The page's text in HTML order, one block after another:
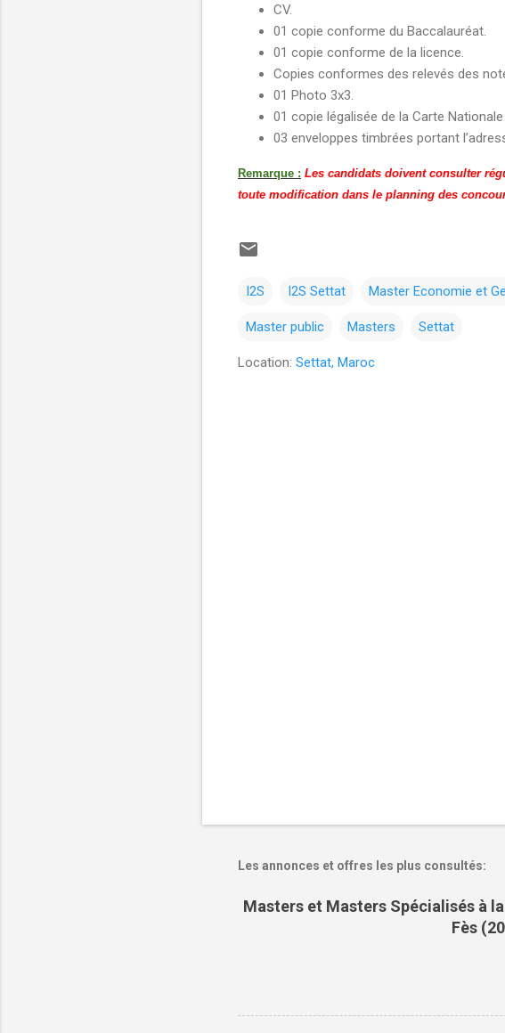
CV.
01 copie conforme du Baccalauréat.
01 copie conforme de la licence.
Copies conformes des relevés des
01 Photo 3x3.
01 copie légalisée de la Carte Nationale
03 enveloppes timbrées portant
Remarque : Les candidats doivent consulter
toute modification dans le planning des
I2S I2S Settat Master Economie et
Master public Masters Settat
Location: Settat, Maroc
Les annonces et offres les plus consultés:
Masters et Masters Spécialisés à
Fès